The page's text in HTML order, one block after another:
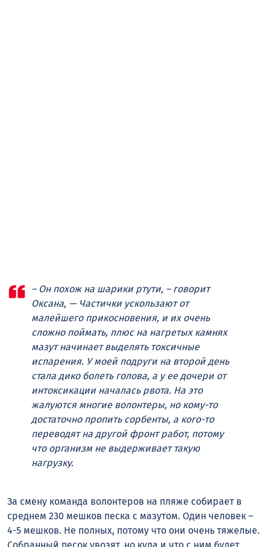
– Он похож на шарики ртути, – говорит
Оксана, — Частички ускользают от
малейшего прикосновения, и их очень
сложно поймать, плюс на нагретых камнях
мазут начинает выделять токсичные
испарения. У моей подруги на второй день
стала дико болеть голова, а у ее дочери от
интоксикации началась рвота. На это
жалуются многие волонтеры, но кому-то
достаточно пропить сорбенты, а кого-то
переводят на другой фронт работ, потому
что организм не выдерживает такую
нагрузку.
За смену команда волонтеров на пляже собирает в
среднем 230 мешков песка с мазутом. Один человек –
4-5 мешков. Не полных, потому что они очень тяжелые.
Собранный песок увозят, но куда и что с ним будет